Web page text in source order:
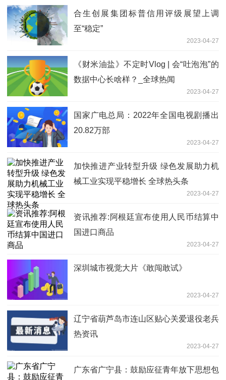
合生创展集团标普信用评级展望上调
至“稳定”
2023-04-27
《财米油盐》不定时Vlog | 会“吐泡泡”的
数据中心长啥样？_全球热闻
2023-04-27
国家广电总局：2022年全国电视剧播出
20.82万部
2023-04-27
加快推进产业转型升级 绿色发展助力机
械工业实现平稳增长 全球热头条
2023-04-27
资讯推荐:阿根廷宣布使用人民币结算中
国进口商品
2023-04-27
深圳城市视觉大片《敢闯敢试》
2023-04-27
辽宁省葫芦岛市连山区贴心关爱退役老兵
热资讯
2023-04-27
广东省广宁县：鼓励应征青年放下思想包